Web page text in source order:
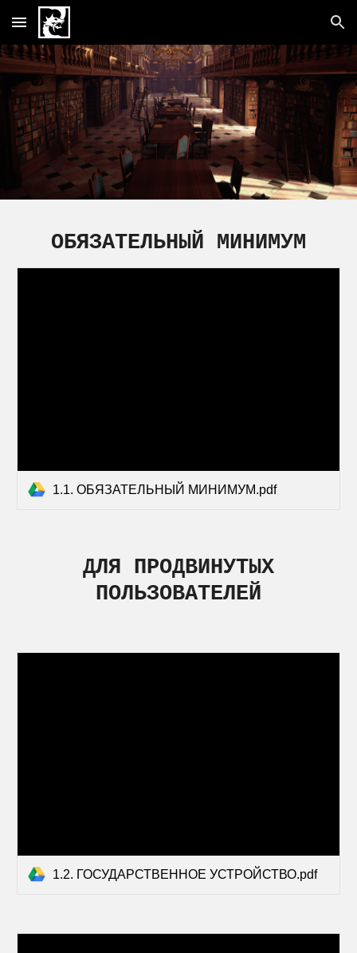
Skip to main content Skip to navigation
ОБЯЗАТЕЛЬНЫЙ МИНИМУМ
1.1. ОБЯЗАТЕЛЬНЫЙ МИНИМУМ.pdf
ДЛЯ ПРОДВИНУТЫХ
ПОЛЬЗОВАТЕЛЕЙ
1.2. ГОСУДАРСТВЕННОЕ УСТРОЙСТВО.pdf